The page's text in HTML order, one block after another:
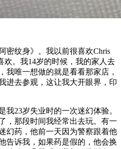
密纹身》。我以前很喜欢Chris
。我14岁的时候，我的家人去
我唯一想做的就是看看那家店，
进去参观，这让我大开眼界，印
我23岁失业时的一次迷幻体验。
，那段时间我经常出去玩。有一
幻药，他前一天因为警察跟着他
告诉我，如果药是假的，他会换